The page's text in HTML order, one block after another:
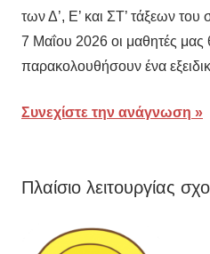
Αλιβερίου
δράσεις,
Προβεβλημένες ,
ΣΤ
των Δ’, Ε’ και ΣΤ’ τάξεων
7 Μαΐου 2026 οι μαθητές μας
παρακολουθήσουν ένα
Συνεχίστε την ανάγνωση
Πλαίσιο λειτουργίας